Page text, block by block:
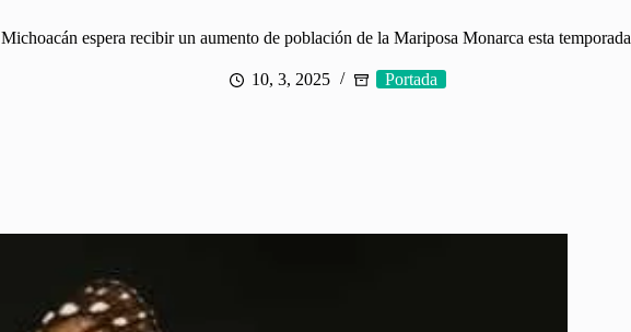
Michoacán espera recibir un aumento de población de la Mariposa Monarca esta temporada
10, 3, 2025 Portada